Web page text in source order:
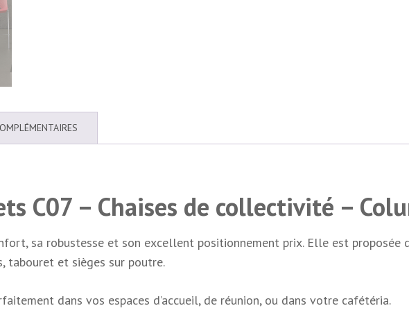
C07 – Chaises de collectivité –
sa robustesse et son excellent positionnement prix. Elle est proposée
tabouret et sièges sur poutre.
dans vos espaces d’accueil, de réunion, ou dans votre cafétéria.